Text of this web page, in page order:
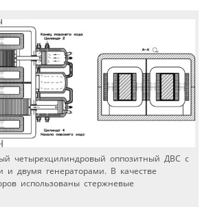
четырехцилиндровый оппозитный ДВС с
и двумя генераторами. В качестве
использованы стержневые